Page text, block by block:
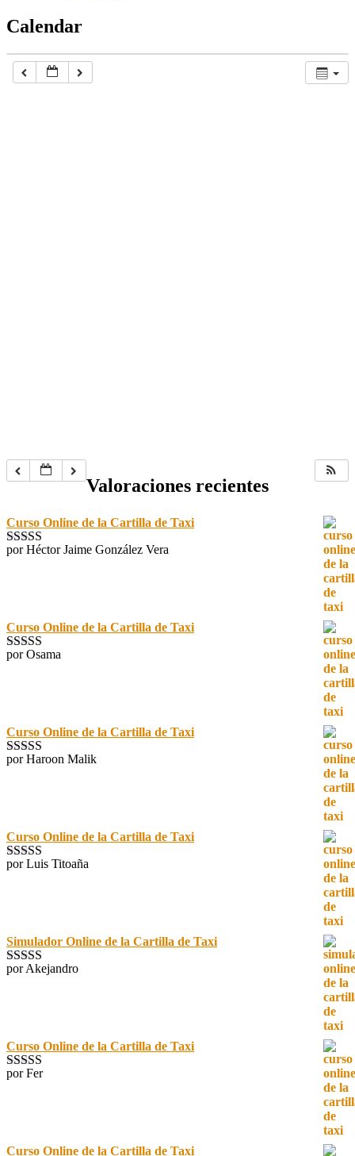
Calendar
Valoraciones recientes
Curso Online de la Cartilla de Taxi
Valorado con
por Héctor Jaime González Vera
Curso Online de la Cartilla de Taxi
Valorado con
por Osama
Curso Online de la Cartilla de Taxi
Valorado con
por Haroon Malik
Curso Online de la Cartilla de Taxi
Valorado con
por Luis Titoaña
Simulador Online de la Cartilla de Taxi
Valorado con
por Akejandro
Curso Online de la Cartilla de Taxi
Valorado con
por Fer
Curso Online de la Cartilla de Taxi